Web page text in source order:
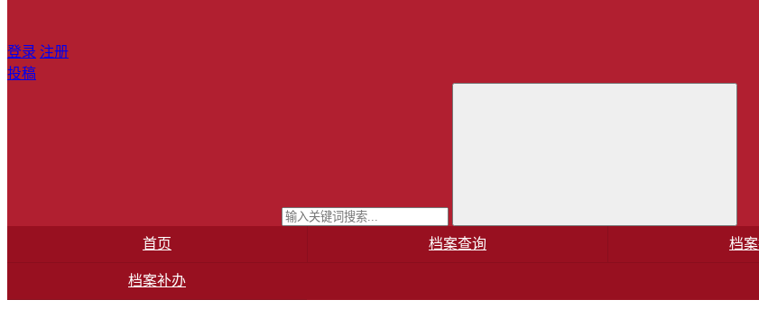
登录 注册
投稿
首页 档案查询 档
档案补办